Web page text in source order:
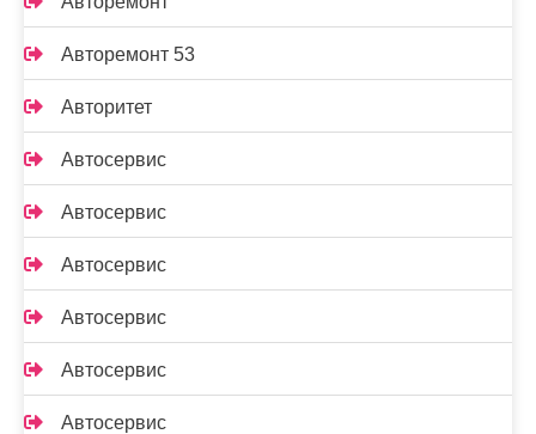
Авторемонт 53
Авторитет
Автосервис
Автосервис
Автосервис
Автосервис
Автосервис
Автосервис